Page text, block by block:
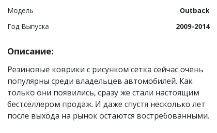
Модель
Outback
Год Выпуска
2009-2014
Описание:
Резиновые коврики с рисунком сетка сейчас очень
популярны среди владельцев автомобилей. Как
только они появились, сразу же стали настоящим
бестселлером продаж. И даже спустя несколько лет
после выхода на рынок остаются востребованными.